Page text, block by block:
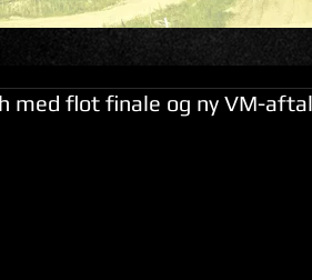
med flot finale og ny VM-